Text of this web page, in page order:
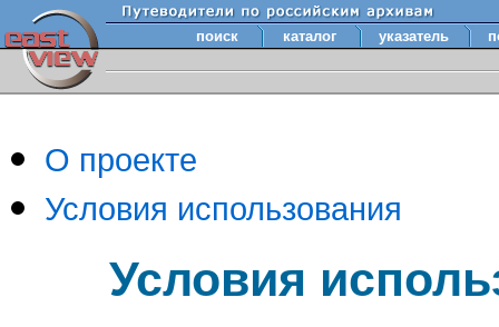
поиск каталог указатель
О проекте
Условия использования
Условия